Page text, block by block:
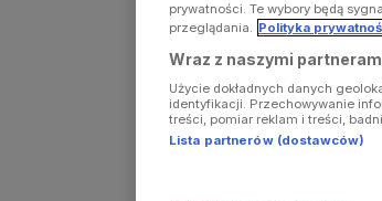
prywatności. Te wybory będą
przeglądania. Polityka
Wraz z naszymi
Użycie dokładnych danych
identyfikacji. Przechowywanie
treści, pomiar reklam i treści,
Lista partnerów (dostawców)